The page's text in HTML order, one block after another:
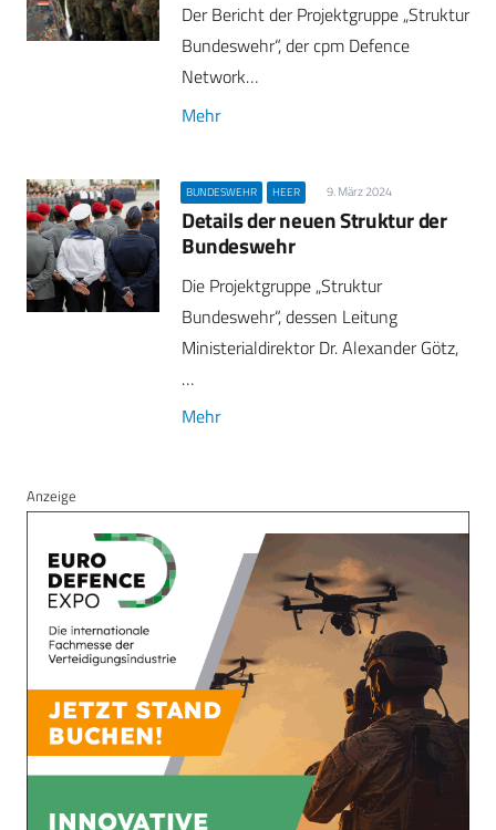
Der Bericht der Projektgruppe „Struktur
Bundeswehr“, der cpm Defence
Network…
Mehr
BUNDESWEHR HEER 9. März 2024
Details der neuen Struktur der
Bundeswehr
Die Projektgruppe „Struktur
Bundeswehr“, dessen Leitung
Ministerialdirektor Dr. Alexander Götz,
…
Mehr
Anzeige